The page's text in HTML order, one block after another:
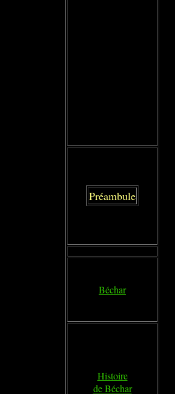
Préambule
Béchar
Histoire
de Béchar